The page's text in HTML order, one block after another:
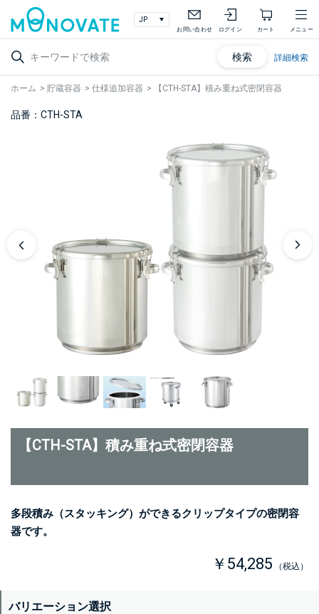
お問い合わせ ログイン カート メニュー
検索 詳細検索
ホーム > 貯蔵容器 > 仕様追加容器 > 【CTH-STA】積み重ね式密閉容器
品番：CTH-STA
【CTH-STA】積み重ね式密閉容器
多段積み（スタッキング）ができるクリップタイプの密閉容
器です。
￥54,285 （税込）
バリエーション選択